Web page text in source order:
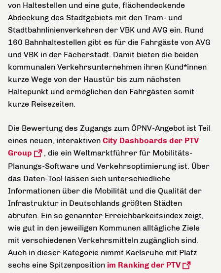
von Haltestellen und eine gute, flächendeckende
Abdeckung des Stadtgebiets mit den Tram- und
Stadtbahnlinienverkehren der VBK und AVG ein. Rund
160 Bahnhaltestellen gibt es für die Fahrgäste von AVG
und VBK in der Fächerstadt. Damit bieten die beiden
kommunalen Verkehrsunternehmen ihren Kund*innen
kurze Wege von der Haustür bis zum nächsten
Haltepunkt und ermöglichen den Fahrgästen somit
kurze Reisezeiten.
Die Bewertung des Zugangs zum ÖPNV-Angebot ist Teil
eines neuen, interaktiven City Dashboards der PTV
Group
, die ein Weltmarktführer für Mobilitäts-
Planungs-Software und Verkehrsoptimierung ist. Über
das Daten-Tool lassen sich unterschiedliche
Informationen über die Mobilität und die Qualität der
Infrastruktur in Deutschlands größten Städten
abrufen. Ein so genannter Erreichbarkeitsindex zeigt,
wie gut in den jeweiligen Kommunen alltägliche Ziele
mit verschiedenen Verkehrsmitteln zugänglich sind.
Auch in dieser Kategorie nimmt Karlsruhe mit Platz
sechs eine Spitzenposition im Ranking der PTV